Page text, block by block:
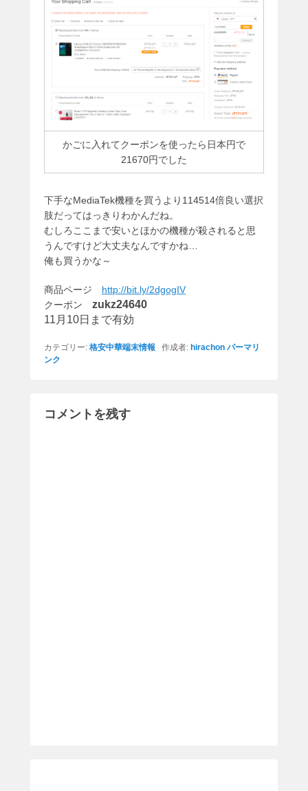
かごに入れてクーポンを使ったら日本円で
21670円でした
下手なMediaTek機種を買うより114514倍良い選択
肢だってはっきりわかんだね。
むしろここまで安いとほかの機種が殺されると思
うんですけど大丈夫なんですかね…
俺も買うかな～
商品ページ http://bit.ly/2dgogIV
クーポン zukz24640
11月10日まで有効
カテゴリー: 格安中華端末情報 作成者: hirachon パーマリ
ンク
コメントを残す